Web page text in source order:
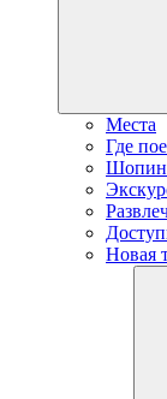
Места
Где
Новая